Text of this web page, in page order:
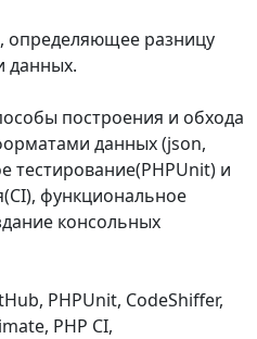
определяющее разницу
данных.
построения и обхода
данных (json,
тестирование(PHPUnit) и
функциональное
консольных
PHPUnit, CodeShiffer,
PHP CI,